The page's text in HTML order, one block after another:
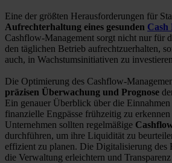
Eine der größten Herausforderungen für
Aufrechterhaltung eines gesunden Cash
Cashflow-Management sorgt nicht nur für
den täglichen Betrieb aufrechtzuerhalten,
auch, in Wachstumsinitiativen zu
Die Optimierung des Cashflow-
präzisen Überwachung und Prognose
Ein genauer Überblick über die
finanzielle Engpässe frühzeitig zu
Unternehmen sollten regelmäßige
durchführen, um ihre Liquidität zu
effizient zu planen. Die Digitalisierung des
die Verwaltung erleichtern und